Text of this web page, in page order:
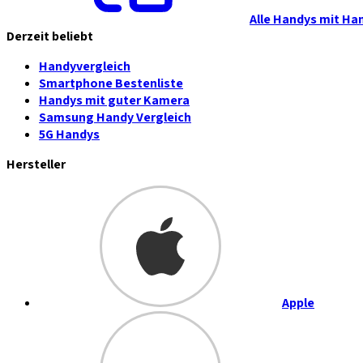
Alle Handys mit
Derzeit beliebt
Handyvergleich
Smartphone Bestenliste
Handys mit guter Kamera
Samsung Handy Vergleich
5G Handys
Hersteller
Apple